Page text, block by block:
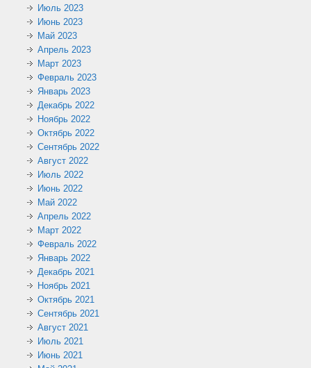
Июль 2023
Июнь 2023
Май 2023
Апрель 2023
Март 2023
Февраль 2023
Январь 2023
Декабрь 2022
Ноябрь 2022
Октябрь 2022
Сентябрь 2022
Август 2022
Июль 2022
Июнь 2022
Май 2022
Апрель 2022
Март 2022
Февраль 2022
Январь 2022
Декабрь 2021
Ноябрь 2021
Октябрь 2021
Сентябрь 2021
Август 2021
Июль 2021
Июнь 2021